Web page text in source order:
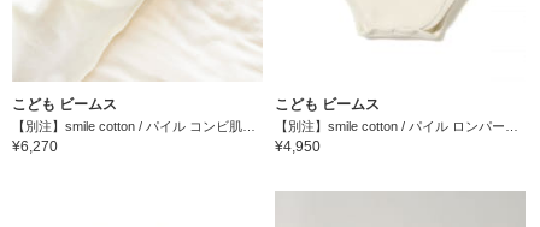
こども ビームス
¥6,270
こども ビームス
¥4,950